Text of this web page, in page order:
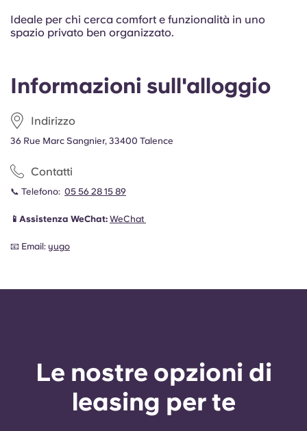
Informazioni sull'alloggio
Indirizzo
36 Rue Marc Sangnier, 33400 Talence
Contatti
📞 Telefono: 05 56 28 15 89
📱Assistenza WeChat: WeChat
📧 Email: yugo
Ideale per chi cerca comfort e funzionalità in uno
spazio privato ben organizzato.
Le nostre opzioni di
leasing per te